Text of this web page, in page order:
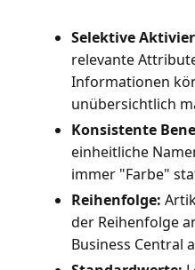
Selektive
relevante
Informationen
unübersichtlich
Konsistente
einheitliche
immer "Farbe"
Reihenfolge:
der Reihenfolge
Business Central